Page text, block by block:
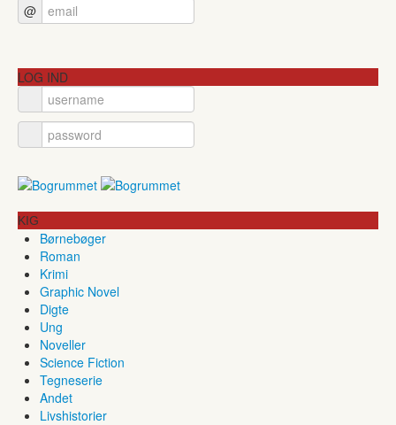
@
LOG IND
KIG
Børnebøger
Roman
Krimi
Graphic Novel
Digte
Ung
Noveller
Science Fiction
Tegneserie
Andet
Livshistorier